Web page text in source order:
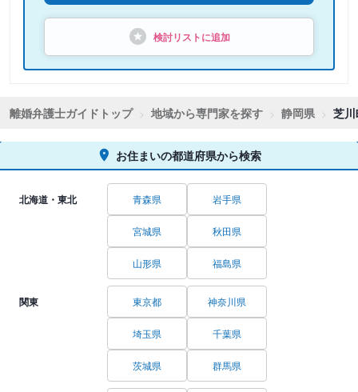
検討リストに追加
離婚弁護士ガイドトップ 地域から専門家を探す 静岡県 芝
お住まいの都道府県から検索
北海道・東北 青森県 岩手県
宮城県 秋田県
山形県 福島県
関東 東京都 神奈川県
埼玉県 千葉県
茨城県 群馬県